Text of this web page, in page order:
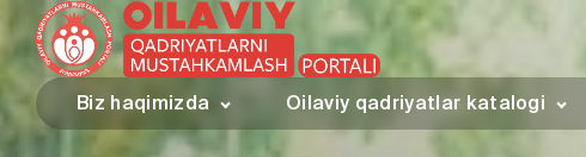
Biz haqimizda Oilaviy qadriyatlar katalogi